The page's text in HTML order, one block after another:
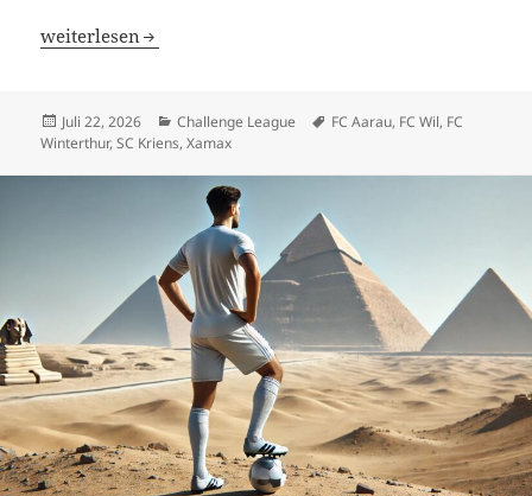
Challenge League 2026/27: Die Liga der grossen
weiterlesen
Veröffentlicht
am
Juli 22, 2026 Kategorien
Challenge League Schlagwörter
FC Aarau, FC Wil, FC
Winterthur,SC Kriens,Xamax